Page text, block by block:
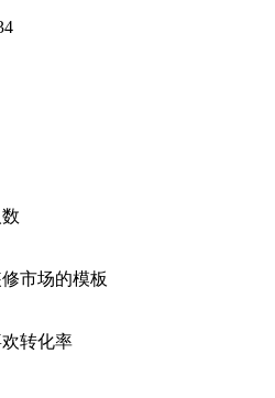
市场的模板
转化率